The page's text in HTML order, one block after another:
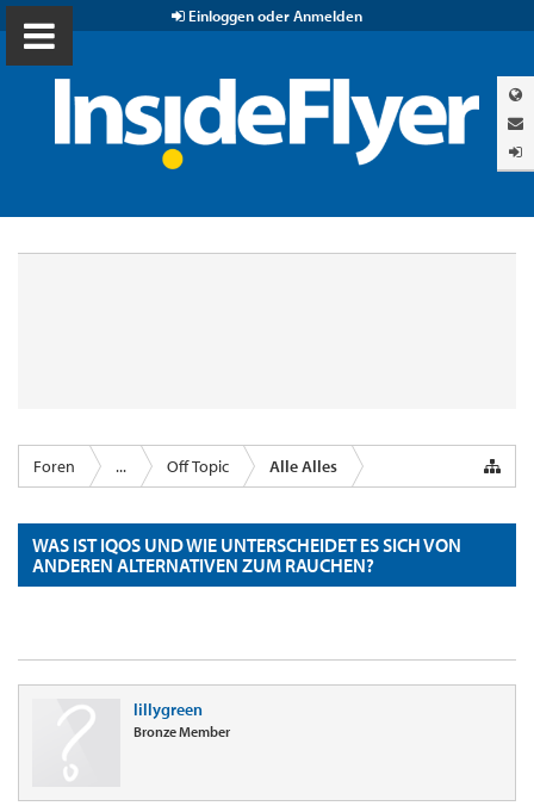
Einloggen oder Anmelden
Foren ... Off Topic Alle Alles
WAS IST IQOS UND WIE UNTERSCHEIDET ES SICH VON
ANDEREN ALTERNATIVEN ZUM RAUCHEN?
lillygreen
Bronze Member